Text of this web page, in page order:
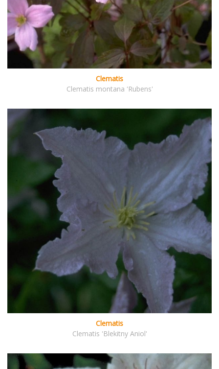
Clematis
Clematis montana 'Rubens'
Clematis
Clematis 'Blekitny Aniol'